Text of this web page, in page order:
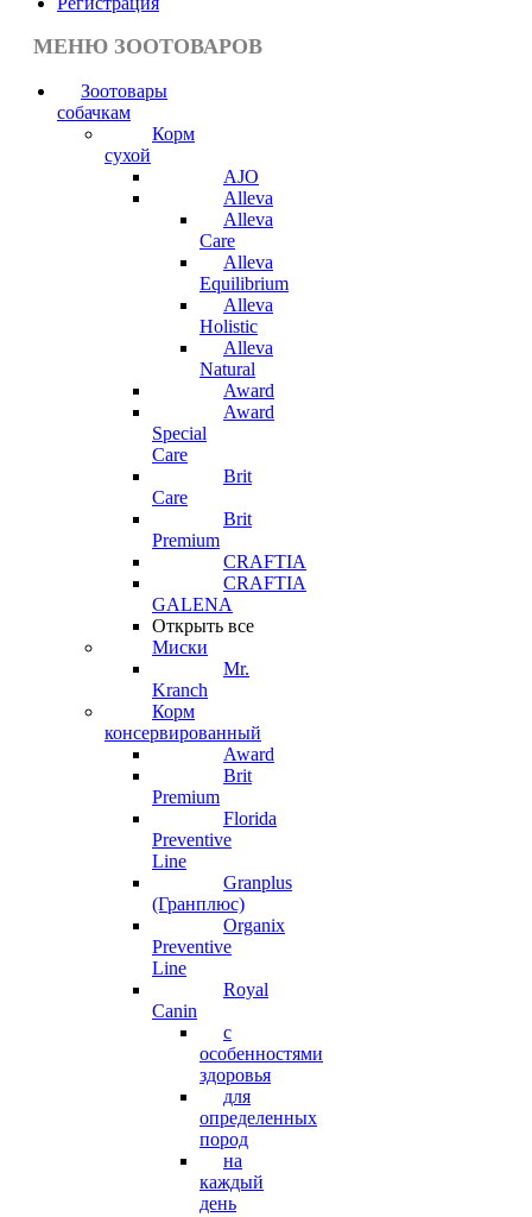
МЕНЮ ЗООТОВАРОВ
Зоотовары
собачкам
Корм
сухой
AJO
Alleva
Alleva
Care
Alleva
Equilibrium
Alleva
Holistic
Alleva
Natural
Award
Award
Special
Care
Brit
Care
Brit
Premium
CRAFTIA
CRAFTIA
GALENA
Открыть все
Миски
Mr.
Kranch
Корм
консервированный
Award
Brit
Premium
Florida
Preventive
Line
Granplus
(Гранплюс)
Organix
Preventive
Line
Royal
Canin
с
особенностями
здоровья
для
определенных
пород
на
каждый
день